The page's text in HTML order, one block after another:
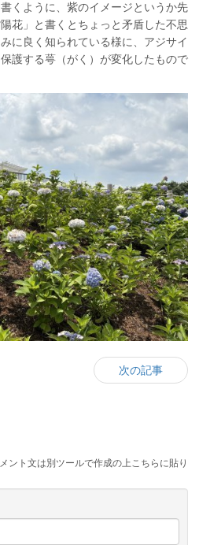
くように、紫のイメージというか先
花」と書くとちょっと矛盾した不思
に良く知られている様に、アジサイ
護する萼（がく）が変化したもので
次の記事
ント文は別ツールで作成の上こちらに貼り